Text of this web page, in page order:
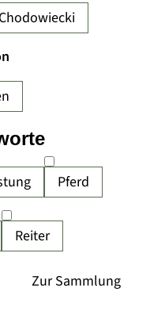
Pferd
Reiter